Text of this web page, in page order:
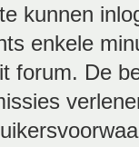
kunnen
enkele
forum. De